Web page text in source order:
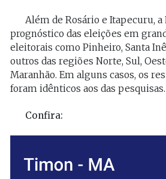
Além de Rosário e Itapecuru, a
prognóstico das eleições em
eleitorais como Pinheiro, Santa
outros das regiões Norte, Sul,
Maranhão. Em alguns casos, os
foram idênticos aos das pesquisas.
Confira: